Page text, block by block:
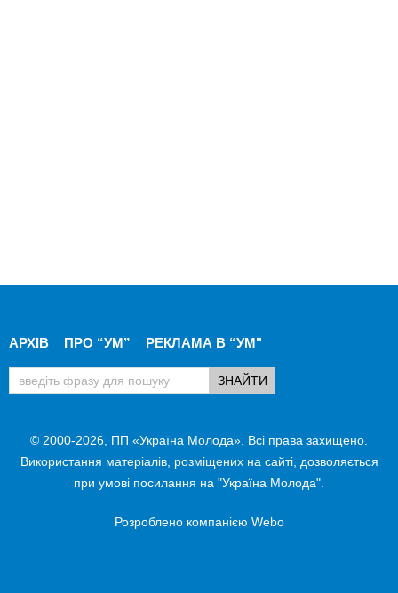
АРХІВ ПРО “УМ” РЕКЛАМА В “УМ"
© 2000-2026, ПП «Україна Молода». Всі права захищено.
Використання матеріалів, розміщених на сайті, дозволяється
при умові посилання на "Україна Молода".
Розроблено компанією Webo